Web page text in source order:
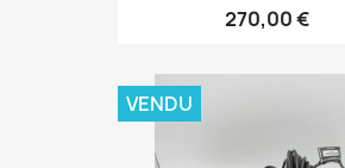
270,00 €
VENDU